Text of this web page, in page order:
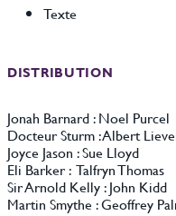
Texte
DISTRIBUTION
Jonah Barnard : Noel Purcel
Docteur Sturm : Albert
Joyce Jason : Sue Lloyd
Eli Barker : Talfryn Thomas
Sir Arnold Kelly : John Kidd
Martin Smythe : Geoffrey